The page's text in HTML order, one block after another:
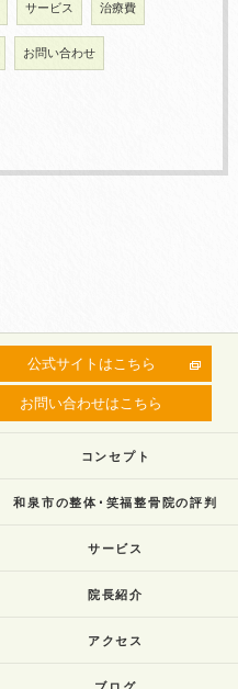
サービス 治療費
お問い合わせ
公式サイトはこちら
お問い合わせはこちら
コンセプト
和泉市の整体･笑福整骨院の評判
サービス
院長紹介
アクセス